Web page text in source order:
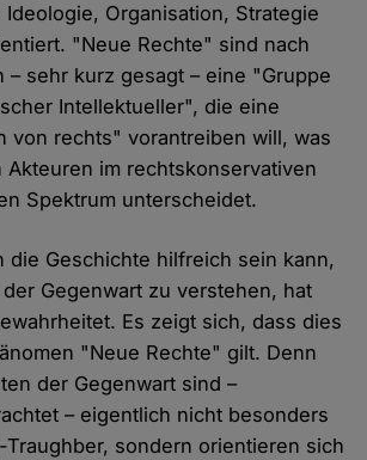
Organisation, Strategie
"Neue Rechte" sind nach
– sehr kurz gesagt – eine "Gruppe
Intellektueller", die eine
von rechts" vorantreiben will, was
Akteuren im rechtskonservativen
Spektrum unterscheidet.
die Geschichte hilfreich sein kann,
Gegenwart zu verstehen, hat
Es zeigt sich, dass dies
"Neue Rechte" gilt. Denn
der Gegenwart sind –
– eigentlich nicht besonders
sondern orientieren sich